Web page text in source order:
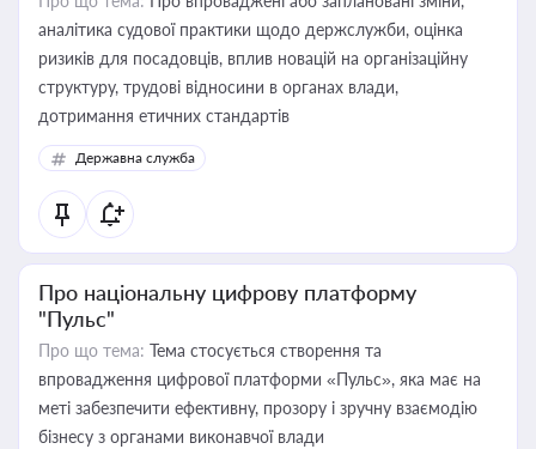
аналітика судової практики щодо держслужби, оцінка
ризиків для посадовців, вплив новацій на організаційну
структуру, трудові відносини в органах влади,
дотримання етичних стандартів
Державна служба
Про національну цифрову платформу
"Пульс"
Про що тема: Тема стосується створення та
впровадження цифрової платформи «Пульс», яка має на
меті забезпечити ефективну, прозору і зручну взаємодію
бізнесу з органами виконавчої влади